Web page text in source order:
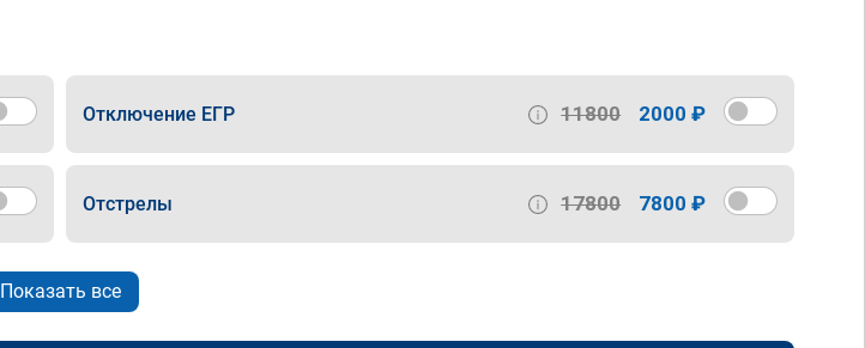
Отключение ЕГР 11800 2000 ₽
Отстрелы 17800 7800 ₽
Показать все